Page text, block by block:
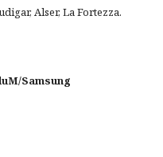
Alser, La Fortezza.
Samsung